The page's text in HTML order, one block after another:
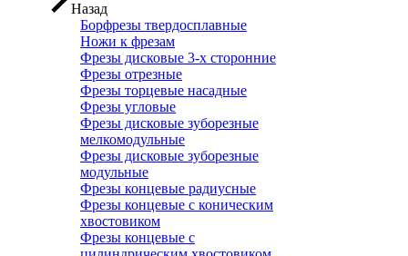
Назад
Борфрезы твердосплавные
Ножи к фрезам
Фрезы дисковые 3-х сторонние
Фрезы отрезные
Фрезы торцевые насадные
Фрезы угловые
Фрезы дисковые зуборезные
мелкомодульные
Фрезы дисковые зуборезные
модульные
Фрезы концевые радиусные
Фрезы концевые с коническим
хвостовиком
Фрезы концевые с